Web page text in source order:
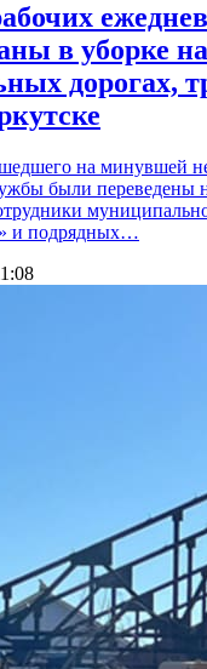
в уборке на
дорогах,
на минувшей
были переведены
и подрядных…